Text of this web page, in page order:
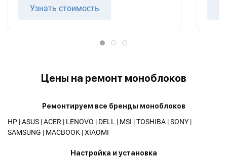
Узнать стоимость
Цены на ремонт моноблоков
Ремонтируем все бренды моноблоков
HP | ASUS | ACER | LENOVO | DELL | MSI | TOSHIBA | SONY |
SAMSUNG | MACBOOK | XIAOMI
Настройка и установка